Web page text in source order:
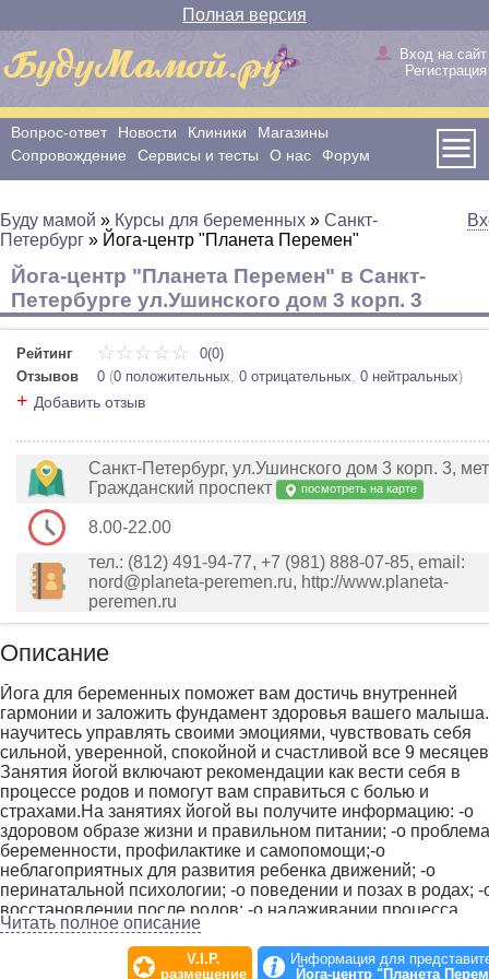
Полная версия
Вход на сайт
Регистрация
Вопрос-ответ Новости Клиники
Магазины
Сопровождение
Сервисы и тесты О нас Форум
Буду мамой » Курсы для беременных » Санкт-
Петербург » Йога-центр "Планета Перемен"
Йога-центр "Планета Перемен" в Санкт-
Петербурге ул.Ушинского дом 3 корп. 3
Рейтинг
0(0)
Отзывов
0 (0 положительных, 0 отрицательных, 0 нейтральных)
+ Добавить отзыв
Санкт-Петербург, ул.Ушинского дом 3 корп. 3,
Гражданский проспект
посмотреть на карте
8.00-22.00
тел.: (812) 491-94-77, +7 (981) 888-07-85, email:
nord@planeta-peremen.ru, http://www.planeta-
peremen.ru
Описание
Йога для беременных поможет вам достичь внутренней
гармонии и заложить фундамент здоровья вашего
научитесь управлять своими эмоциями, чувствовать себя
сильной, уверенной, спокойной и счастливой все 9
Занятия йогой включают рекомендации как вести себя в
процессе родов и помогут вам справиться с болью и
страхами.На занятиях йогой вы получите информацию: -о
здоровом образе жизни и правильном питании; -о
беременности, профилактике и самопомощи;-о
неблагоприятных для развития ребенка движений; -о
перинатальной психологии; -о поведении и позах в родах; -
восстановлении после родов; -о налаживании процесса
лактации.Также мы предлагаем Курс по подготовке
инструкторов по перинатальной йоге (йоге для
Курс сочетает в себе теорию, практику и методику
Читать полное описание
V.I.P.
размещение
Информация для
Йога-центр "Планета